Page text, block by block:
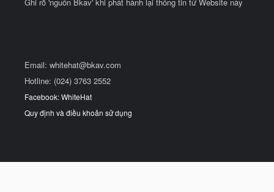
Email: whitehat@bkav.com
Hotline: (024) 3763 2552
Facebook: WhiteHat
Quy định và điều khoản sử dụng